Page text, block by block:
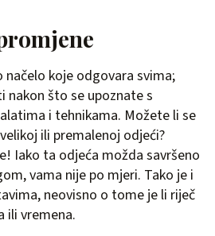
načelo koje odgovara svima;
što se upoznate s
i tehnikama. Možete li se
ili premalenoj odjeći?
Iako ta odjeća možda savršeno
vama nije po mjeri. Tako je i
neovisno o tome je li riječ
ili vremena.